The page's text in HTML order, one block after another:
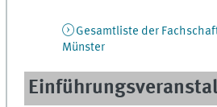
Gesamtliste der
Münster